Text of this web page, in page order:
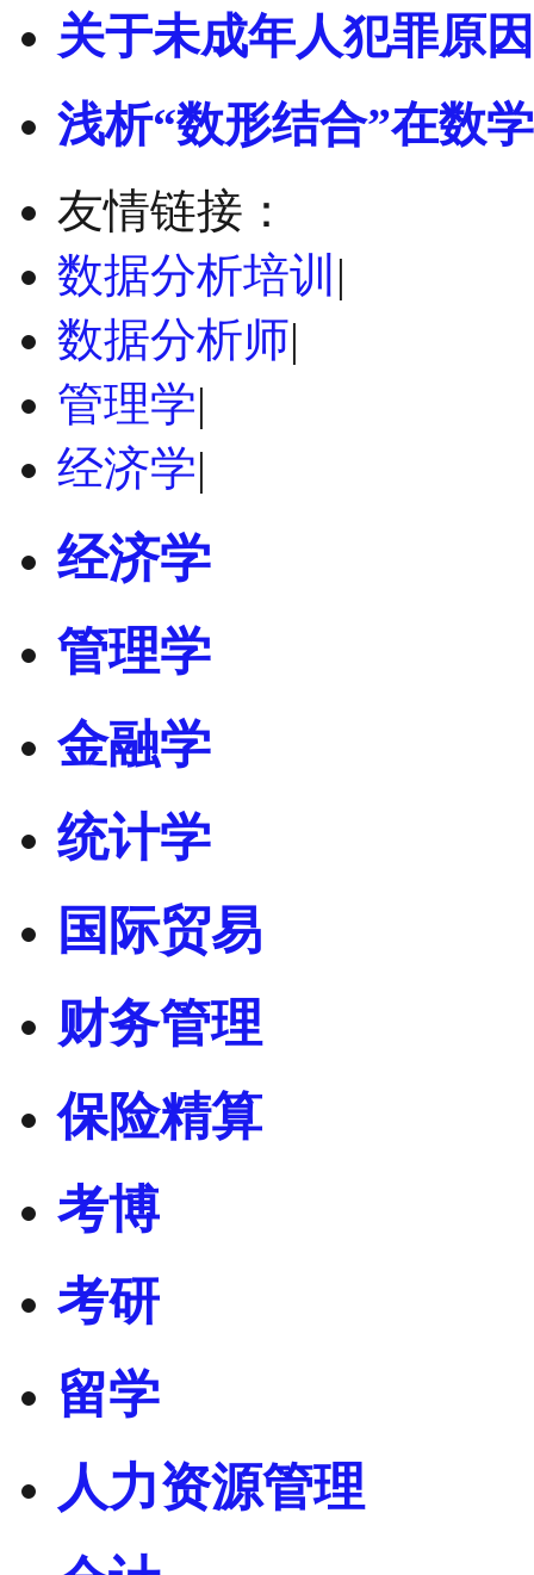
关于未成年人犯罪原
浅析“数形结合”在数
友情链接：
数据分析培训 |
数据分析师|
管理学|
经济学|
经济学
管理学
金融学
统计学
国际贸易
财务管理
保险精算
考博
考研
留学
人力资源管理